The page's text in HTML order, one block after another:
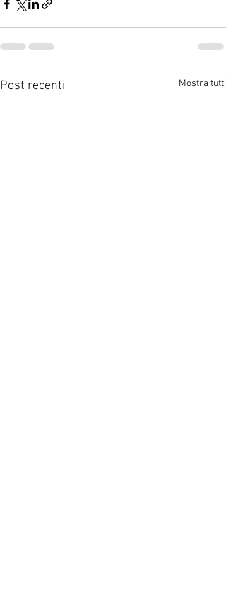
Post recenti Mostra tutti